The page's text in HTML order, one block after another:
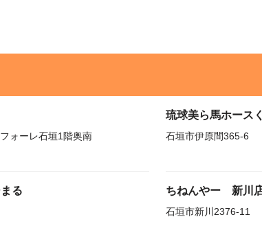
ォーレ石垣1階奥南
琉球美ら馬ホース
石垣市伊原間365-6
る ちねんやー 新川
石垣市新川2376-11